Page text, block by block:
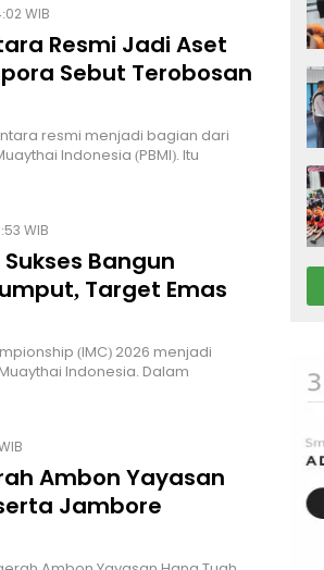
WIB
Resmi Jadi Aset
Sebut Terobosan
resmi menjadi bagian dari
Indonesia (PBMI). Itu
WIB
Bangun
Target Emas
(IMC) 2026 menjadi
Indonesia. Dalam
Ambon Yayasan
Jambore